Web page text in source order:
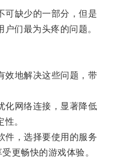
缺少的一部分，但是
们最为头疼的问题。
地解决这些问题，带
网络连接，显著降低
。
，选择要使用的服务
更畅快的游戏体验。